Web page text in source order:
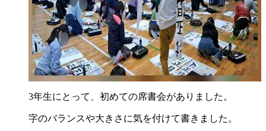
3年生にとって、初めての席書会がありました。
字のバランスや大きさに気を付けて書きました。